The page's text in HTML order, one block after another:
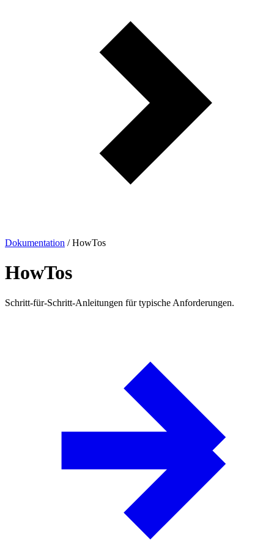
Dokumentation / HowTos
HowTos
Schritt-für-Schritt-Anleitungen für typische Anforderungen.